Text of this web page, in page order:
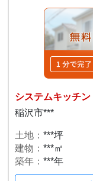
システムキッチン
稲沢市***
土地：***坪
建物：***㎡
築年：***年